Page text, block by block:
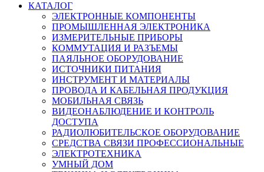
КАТАЛОГ
ЭЛЕКТРОННЫЕ КОМПОНЕНТЫ
ПРОМЫШЛЕННАЯ ЭЛЕКТРОНИКА
ИЗМЕРИТЕЛЬНЫЕ ПРИБОРЫ
КОММУТАЦИЯ И РАЗЪЕМЫ
ПАЯЛЬНОЕ ОБОРУДОВАНИЕ
ИСТОЧНИКИ ПИТАНИЯ
ИНСТРУМЕНТ И МАТЕРИАЛЫ
ПРОВОДА И КАБЕЛЬНАЯ ПРОДУКЦИЯ
МОБИЛЬНАЯ СВЯЗЬ
ВИДЕОНАБЛЮДЕНИЕ И КОНТРОЛЬ
ДОСТУПА
РАДИОЛЮБИТЕЛЬСКОЕ ОБОРУДОВАНИЕ
СРЕДСТВА СВЯЗИ ПРОФЕССИОНАЛЬНЫЕ
ЭЛЕКТРОТЕХНИКА
УМНЫЙ ДОМ